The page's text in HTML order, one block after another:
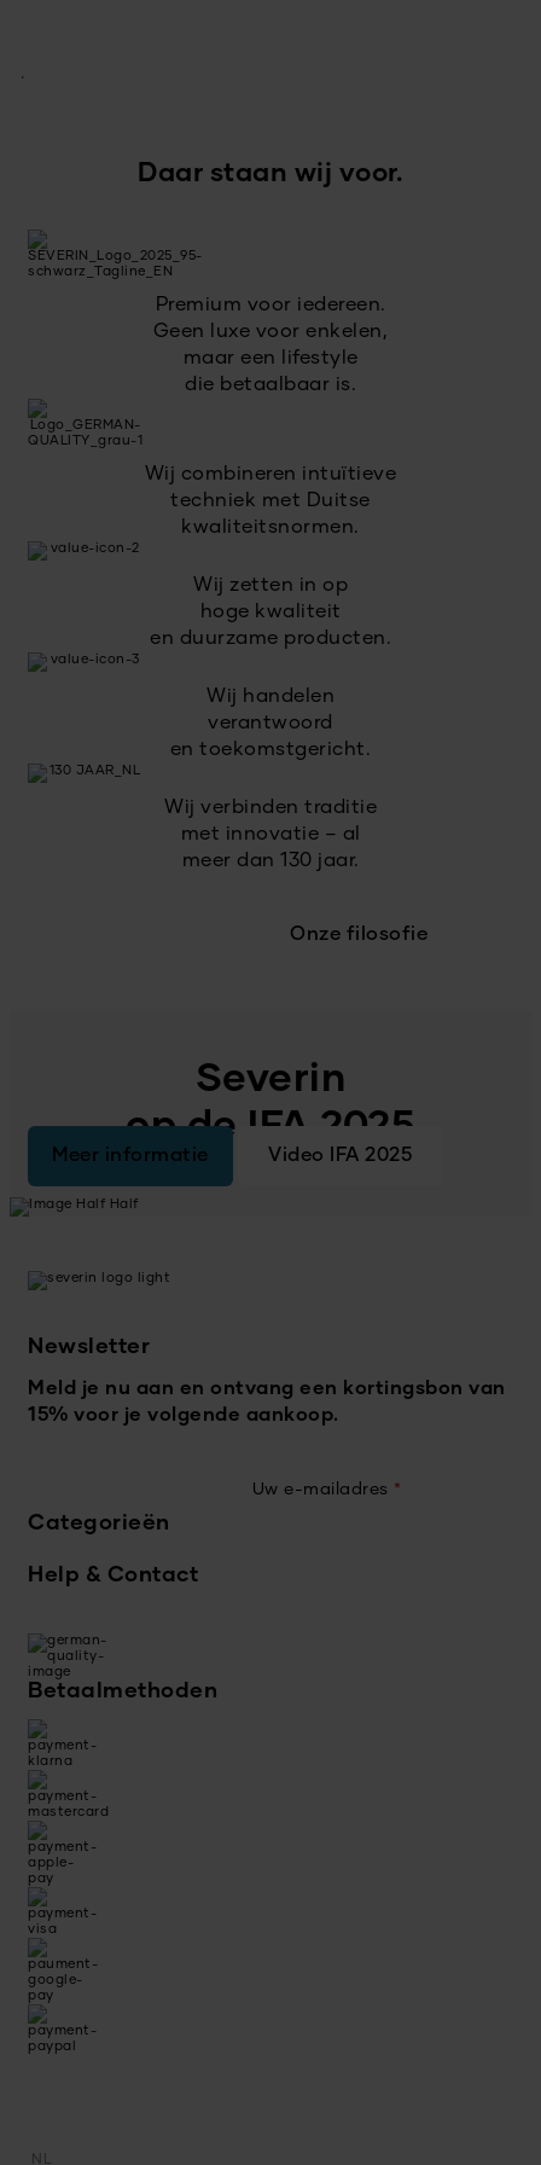
Daar staan wij voor.
Premium voor iedereen.
Geen luxe voor enkelen,
maar een lifestyle
die betaalbaar is.
Wij combineren intuïtieve
techniek met Duitse
kwaliteitsnormen.
Wij zetten in op
hoge kwaliteit
en duurzame producten.
Wij handelen
verantwoord
en toekomstgericht.
Wij verbinden traditie
met innovatie – al
meer dan 130 jaar.
Onze filosofie
Severin
op de IFA 2025
Meer informatie Video IFA 2025
Newsletter
Meld je nu aan en ontvang een kortingsbon van
15% voor je volgende aankoop.
Uw e-mailadres *
Categorieën
Help & Contact
Betaalmethoden
NL